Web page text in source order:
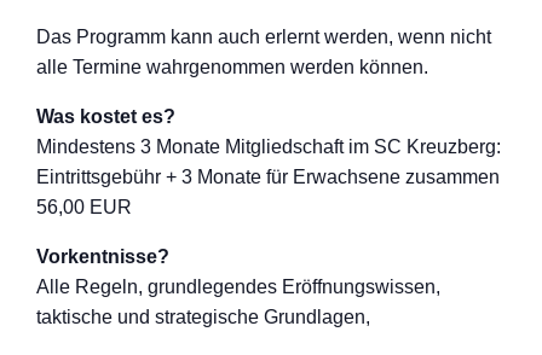
Das Programm kann auch erlernt werden, wenn nicht
alle Termine wahrgenommen werden können.
Was kostet es?
Mindestens 3 Monate Mitgliedschaft im SC Kreuzberg:
Eintrittsgebühr + 3 Monate für Erwachsene zusammen
56,00 EUR
Vorkentnisse?
Alle Regeln, grundlegendes Eröffnungswissen,
taktische und strategische Grundlagen,